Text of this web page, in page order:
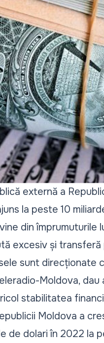
externă a
la peste 10
din
excesiv și
sunt direcționate
Moldova,
stabilitatea
Moldova a
de dolari în 2022 la